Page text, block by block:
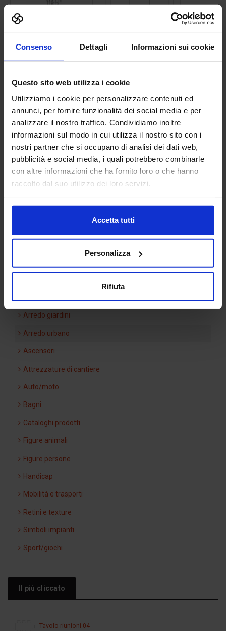
Consenso Dettagli Informazioni sui cookie
Questo sito web utilizza i cookie
Utilizziamo i cookie per personalizzare contenuti ed
annunci, per fornire funzionalità dei social media e per
analizzare il nostro traffico. Condividiamo inoltre
informazioni sul modo in cui utilizza il nostro sito con i
nostri partner che si occupano di analisi dei dati web,
pubblicità e social media, i quali potrebbero combinarle
con altre informazioni che ha fornito loro o che hanno
raccolto dal suo utilizzo dei loro servizi.
Accetta tutti
Personalizza
Rifiuta
Panchina 21 Lampione
Arredo giardini
Arredo urbano
Ascensori
Attrezzature di cantiere
Auto/moto
Bagni
Cataloghi prodotti
Figure animali
Figure persone
Handicap
Mobilità e trasporti
Retini e texture
Simboli impianti
Sport/giochi
Il più cliccato
Tavolo riunioni 04